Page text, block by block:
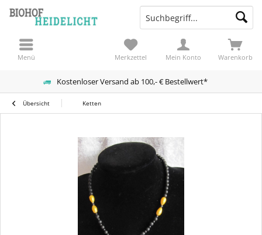
Kostenloser Versand ab 100,- € Bestellwert*
Warenkorb
Merkzettel Mein Konto
Menü
Übersicht Ketten